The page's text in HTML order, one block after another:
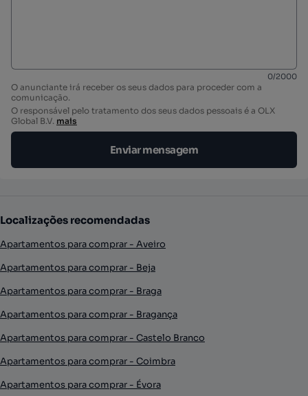
0/2000
O anunciante irá receber os seus dados para proceder com a
comunicação.
O responsável pelo tratamento dos seus dados pessoais é a OLX
Global B.V. mais
Enviar mensagem
Localizações recomendadas
Apartamentos para comprar - Aveiro
Apartamentos para comprar - Beja
Apartamentos para comprar - Braga
Apartamentos para comprar - Bragança
Apartamentos para comprar - Castelo Branco
Apartamentos para comprar - Coimbra
Apartamentos para comprar - Évora